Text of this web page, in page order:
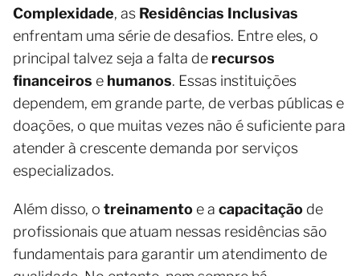
Complexidade, as Residências Inclusivas
enfrentam uma série de desafios. Entre eles, o
principal talvez seja a falta de recursos
financeiros e humanos. Essas instituições
dependem, em grande parte, de verbas públicas e
doações, o que muitas vezes não é suficiente para
atender à crescente demanda por serviços
especializados.
Além disso, o treinamento e a capacitação de
profissionais que atuam nessas residências são
fundamentais para garantir um atendimento de